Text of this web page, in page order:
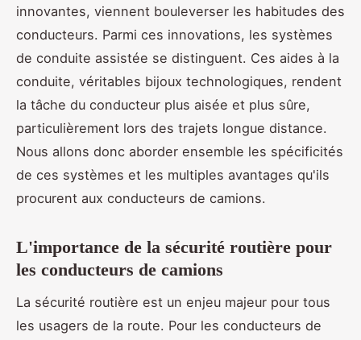
innovantes, viennent bouleverser les habitudes des
conducteurs. Parmi ces innovations, les systèmes
de conduite assistée se distinguent. Ces aides à la
conduite, véritables bijoux technologiques, rendent
la tâche du conducteur plus aisée et plus sûre,
particulièrement lors des trajets longue distance.
Nous allons donc aborder ensemble les spécificités
de ces systèmes et les multiples avantages qu'ils
procurent aux conducteurs de camions.
L'importance de la sécurité routière pour
les conducteurs de camions
La sécurité routière est un enjeu majeur pour tous
les usagers de la route. Pour les conducteurs de